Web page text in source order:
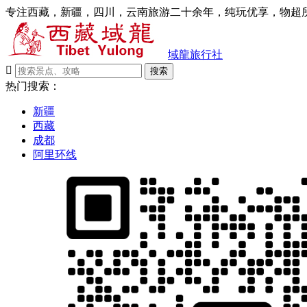
专注西藏，新疆，四川，云南旅游二十余年，纯玩优享，物超
域龍旅行社

搜索
热门搜索：
新疆
西藏
成都
阿里环线